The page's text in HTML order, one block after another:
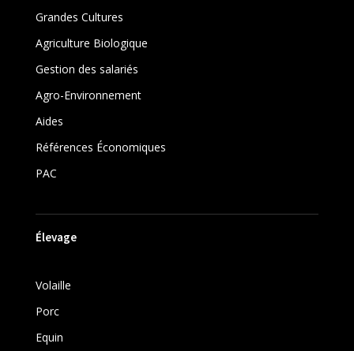
Grandes Cultures
Agriculture Biologique
Gestion des salariés
Agro-Environnement
Aides
Références Économiques
PAC
Élevage
Volaille
Porc
Equin